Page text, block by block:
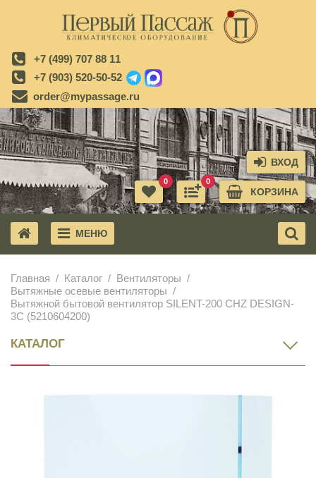
+7 (499) 707 88 11
+7 (903) 520-50-52
order@mypassage.ru
ВХОД
КОРЗИНА
0
0
МЕНЮ
Главная Каталог
Вентиляторы
Вытяжные осевые вентиляторы
Вытяжной бытовой вентилятор SILENT-200 CHZ DESIGN-
3C (5210604200)
КАТАЛОГ